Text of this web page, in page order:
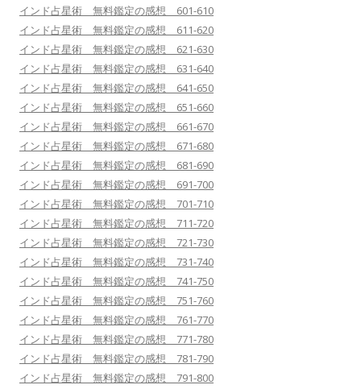
インド占星術 無料鑑定の感想 601-610
インド占星術 無料鑑定の感想 611-620
インド占星術 無料鑑定の感想 621-630
インド占星術 無料鑑定の感想 631-640
インド占星術 無料鑑定の感想 641-650
インド占星術 無料鑑定の感想 651-660
インド占星術 無料鑑定の感想 661-670
インド占星術 無料鑑定の感想 671-680
インド占星術 無料鑑定の感想 681-690
インド占星術 無料鑑定の感想 691-700
インド占星術 無料鑑定の感想 701-710
インド占星術 無料鑑定の感想 711-720
インド占星術 無料鑑定の感想 721-730
インド占星術 無料鑑定の感想 731-740
インド占星術 無料鑑定の感想 741-750
インド占星術 無料鑑定の感想 751-760
インド占星術 無料鑑定の感想 761-770
インド占星術 無料鑑定の感想 771-780
インド占星術 無料鑑定の感想 781-790
インド占星術 無料鑑定の感想 791-800